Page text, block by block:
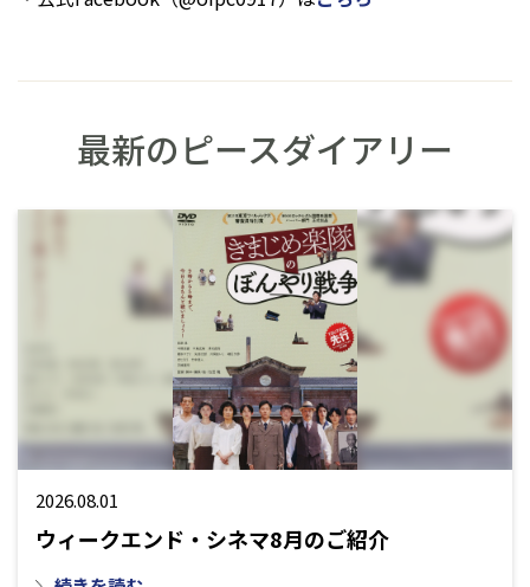
最新のピースダイアリー
2026.08.01
ウィークエンド・シネマ8月のご紹介